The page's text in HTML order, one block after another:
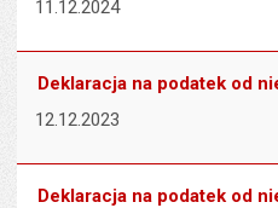
11.12.2024
Deklaracja na podatek od
12.12.2023
Deklaracja na podatek od